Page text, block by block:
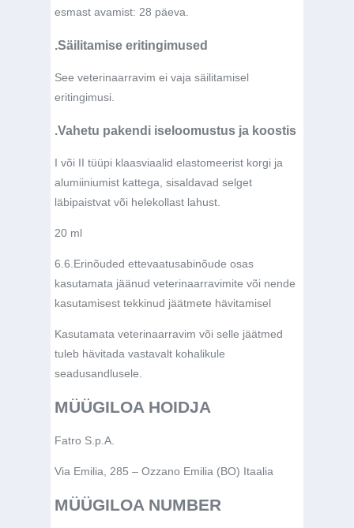
esmast avamist: 28 päeva.
.Säilitamise eritingimused
See veterinaarravim ei vaja säilitamisel
eritingimusi.
.Vahetu pakendi iseloomustus ja koostis
I või II tüüpi klaasviaalid elastomeerist korgi ja
alumiiniumist kattega, sisaldavad selget
läbipaistvat või helekollast lahust.
20 ml
6.6. Erinõuded ettevaatusabinõude osas
kasutamata jäänud veterinaarravimite või nende
kasutamisest tekkinud jäätmete hävitamisel
Kasutamata veterinaarravim või selle jäätmed
tuleb hävitada vastavalt kohalikule
seadusandlusele.
MÜÜGILOA HOIDJA
Fatro S.p.A.
Via Emilia, 285 – Ozzano Emilia (BO) Itaalia
MÜÜGILOA NUMBER